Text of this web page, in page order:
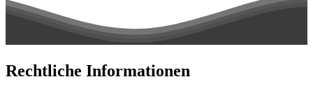
Rechtliche Informationen